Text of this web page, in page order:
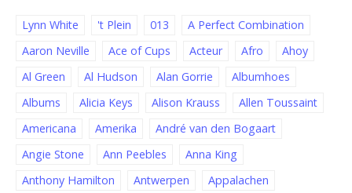
Lynn White 't Plein 013
A Perfect Combination
Aaron Neville
Ace of Cups Acteur Afro
Ahoy
Al Green
Al Hudson Alan Gorrie
Albumhoes
Albums
Alicia Keys Alison Krauss
Allen Toussaint
Americana
Amerika
André van den Bogaart
Angie Stone
Ann Peebles
Anna King
Anthony Hamilton
Antwerpen
Appalachen